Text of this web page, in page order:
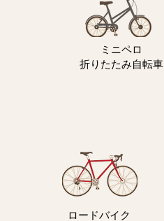
ミニペロ
​折りたたみ自転車
ロードバイク